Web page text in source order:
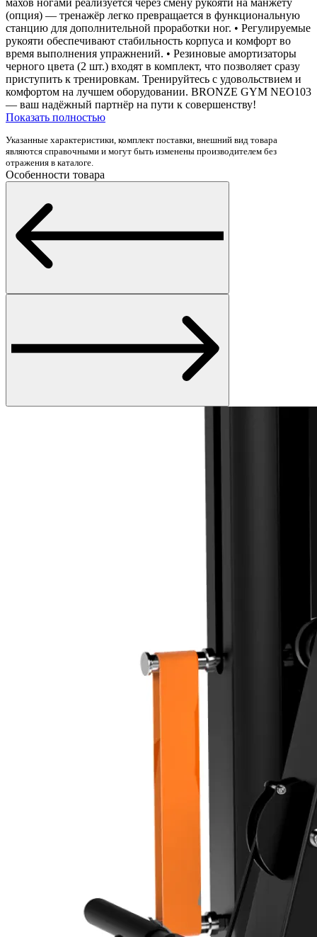
махов ногами реализуется через смену рукояти на манжету
(опция) — тренажёр легко превращается в функциональную
станцию для дополнительной проработки ног. • Регулируемые
рукояти обеспечивают стабильность корпуса и комфорт во
время выполнения упражнений. • Резиновые амортизаторы
черного цвета (2 шт.) входят в комплект, что позволяет сразу
приступить к тренировкам. Тренируйтесь с удовольствием и
комфортом на лучшем оборудовании. BRONZE GYM NEO103
— ваш надёжный партнёр на пути к совершенству!
Показать полностью
Указанные характеристики, комплект поставки, внешний вид товара
являются справочными и могут быть изменены производителем без
отражения в каталоге.
Особенности товара